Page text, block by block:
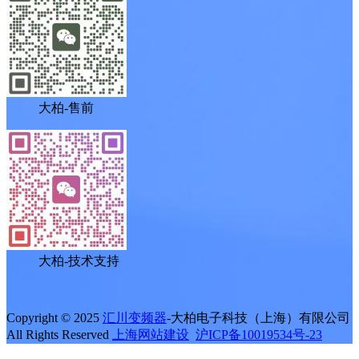
大柏-售前
大柏-技术支持
Copyright © 2025 汇川变频器-大柏电子科技（上海）有限公司
All Rights Reserved
上海网站建设 沪ICP备10019534号-23